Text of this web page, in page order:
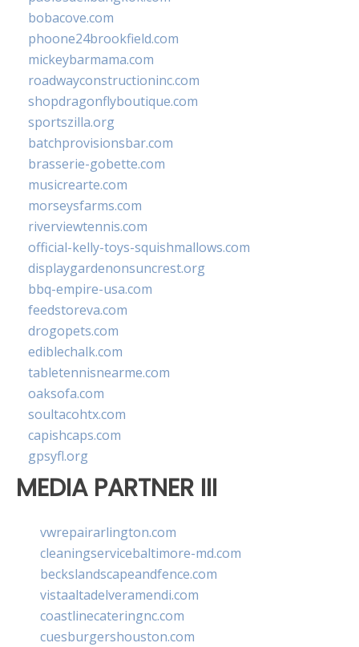
bobacove.com
phoone24brookfield.com
mickeybarmama.com
roadwayconstructioninc.com
shopdragonflyboutique.com
sportszilla.org
batchprovisionsbar.com
brasserie-gobette.com
musicrearte.com
morseysfarms.com
riverviewtennis.com
official-kelly-toys-squishmallows.com
displaygardenonsuncrest.org
bbq-empire-usa.com
feedstoreva.com
drogopets.com
ediblechalk.com
tabletennisnearme.com
oaksofa.com
soultacohtx.com
capishcaps.com
gpsyfl.org
MEDIA PARTNER III
vwrepairarlington.com
cleaningservicebaltimore-md.com
beckslandscapeandfence.com
vistaaltadelveramendi.com
coastlinecateringnc.com
cuesburgershouston.com